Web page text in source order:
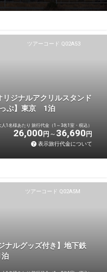
ツアーコード Q02A53
ジナルアクリルスタンド
っぷ】東京 1泊
人1名様あたり 旅行代金（1～3名1室・税込）
26,000 円 36,690 円
表示旅行代金について
ツアーコード Q02A5M
ナルグッズ付き】地下鉄